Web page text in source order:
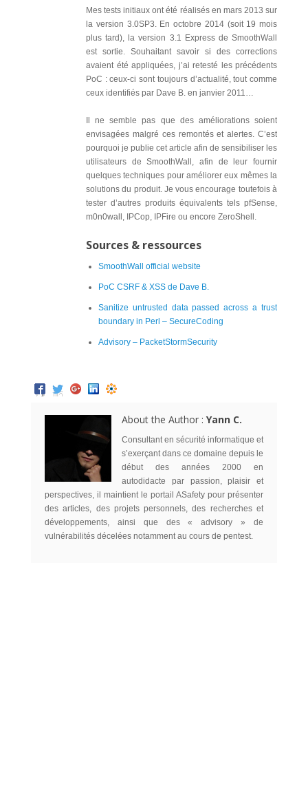
Mes tests initiaux ont été réalisés en mars 2013 sur
la version 3.0SP3. En octobre 2014 (soit 19 mois
plus tard), la version 3.1 Express de SmoothWall
est sortie. Souhaitant savoir si des corrections
avaient été appliquées, j’ai retesté les précédents
PoC : ceux-ci sont toujours d’actualité, tout comme
ceux identifiés par Dave B. en janvier 2011…
Il ne semble pas que des améliorations soient
envisagées malgré ces remontés et alertes. C’est
pourquoi je publie cet article afin de sensibiliser les
utilisateurs de SmoothWall, afin de leur fournir
quelques techniques pour améliorer eux mêmes la
solutions du produit. Je vous encourage toutefois à
tester d’autres produits équivalents tels pfSense,
m0n0wall, IPCop, IPFire ou encore ZeroShell.
Sources & ressources
SmoothWall official website
PoC CSRF & XSS de Dave B.
Sanitize untrusted data passed across a trust
boundary in Perl – SecureCoding
Advisory – PacketStormSecurity
About the Author : Yann C.
Consultant en sécurité informatique et
s’exerçant dans ce domaine depuis le
début des années 2000 en
autodidacte par passion, plaisir et
perspectives, il maintient le portail ASafety pour présenter
des articles, des projets personnels, des recherches et
développements, ainsi que des « advisory » de
vulnérabilités décelées notamment au cours de pentest.